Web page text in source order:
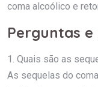
coma alcoólico e
Perguntas
1. Quais são as
As sequelas do